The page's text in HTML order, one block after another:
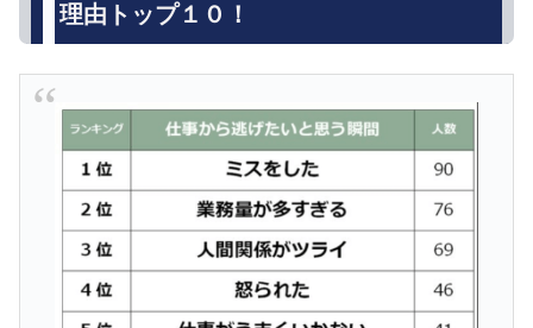
理由トップ１０！